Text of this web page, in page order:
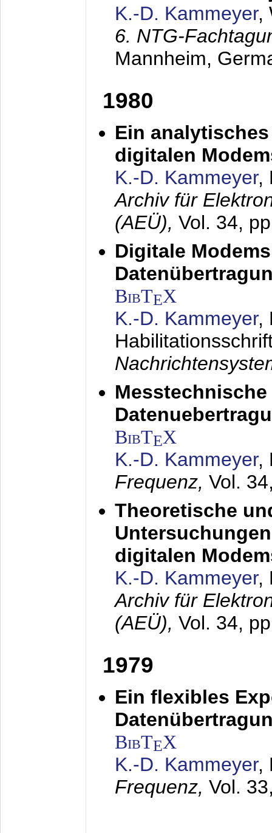
K.-D. Kammeyer,
6. NTG-
Mannheim,
1980
Ein
digitalen
K.-D. Kammeyer,
Archiv für
(AEÜ), Vol. 34,
Digitale
BibTEX
K.-D. Kammeyer,
BibTEX
K.-D. Kammeyer,
Frequenz, Vol.
Theoretische
digitalen
K.-D. Kammeyer,
Archiv für
(AEÜ), Vol. 34,
1979
Ein flexibles
BibTEX
K.-D. Kammeyer,
Frequenz, Vol.